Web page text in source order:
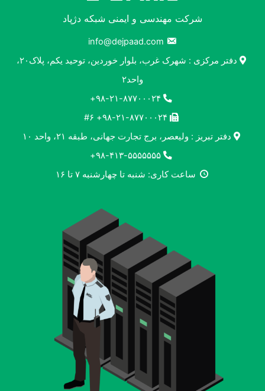
شرکت مهندسی و ایمنی شبکه دژپاد
info@dejpaad.com
دفتر مرکزی : شهرک غرب، بلوار خوردین، توحید یکم، پلاک۲۰،
واحد۲
دفتر تبریز : ولیعصر، برج تجارت جهانی، طبقه ۲۱، واحد ۱۰
ساعت کاری: شنبه تا چهارشنبه ۷ تا ۱۶